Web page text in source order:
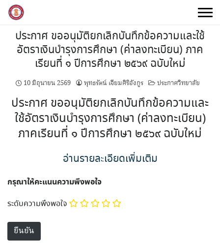
Skip
contentประกาศ ขออนุมัติยกเลิกบันทึกข้อความและใช้
อัตราเงินบำรุงการศึกษา (ค่าลงทะเบียน) ภาค
เรียนที่ ๑ ปีการศึกษา ๒๕๖๙ ฉบับใหม่
10 มิถุนายน 2569 พุทธรัตน์ เจียมศิริอังกูร ประกาศวิทยาลัย
ประกาศ ขออนุมัติยกเลิกบันทึกข้อความและ
ใช้อัตราเงินบำรุงการศึกษา (ค่าลงทะเบียน)
ภาคเรียนที่ ๑ ปีการศึกษา ๒๕๖๙ ฉบับใหม่
อ่านรายละเอียดเพิ่มเติม
กรุณาให้คะแนนความพึงพอใจ
ระดับความพึงพอใจ